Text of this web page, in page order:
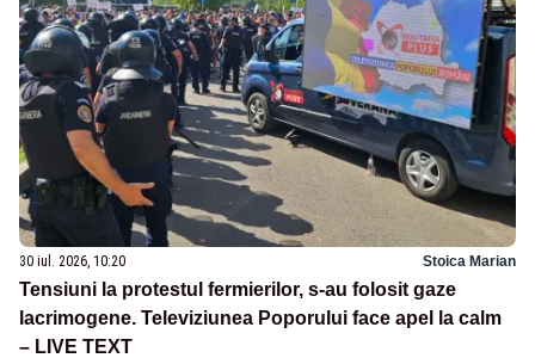
30 iul. 2026, 10:20 Stoica Marian
Tensiuni la protestul fermierilor, s-au folosit gaze
lacrimogene. Televiziunea Poporului face apel la calm
– LIVE TEXT